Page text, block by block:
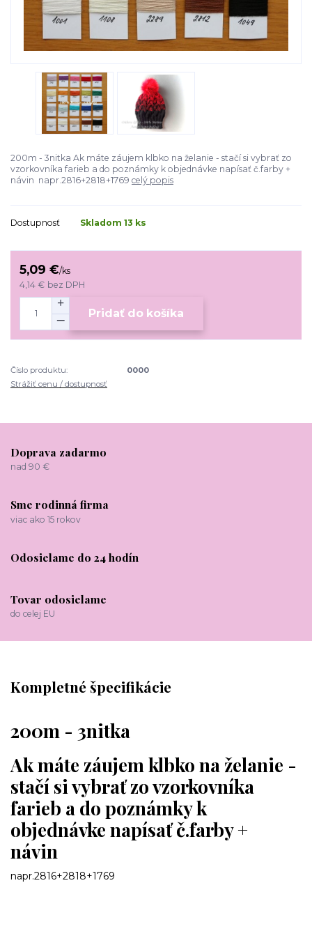
200m - 3nitka Ak máte záujem klbko na želanie - stačí si vybrať zo
vzorkovníka farieb a do poznámky k objednávke napísať č.farby +
návin napr.2816+2818+1769 celý popis
Dostupnosť Skladom 13 ks
5,09 €/ks
4,14 € bez DPH
Pridať do košíka
Číslo produktu:
0000
Strážiť cenu / dostupnosť
Doprava zadarmo
nad 90 €
Sme rodinná firma
viac ako 15 rokov
Odosielame do 24 hodín
Tovar odosielame
do celej EU
Kompletné špecifikácie
200m - 3nitka
Ak máte záujem klbko na želanie -
stačí si vybrať zo vzorkovníka
farieb a do poznámky k
objednávke napísať č.farby +
návin
napr.2816+2818+1769